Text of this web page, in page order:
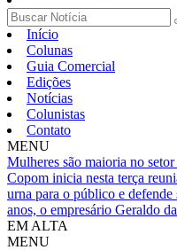
Início
Colunas
Guia Comercial
Edições
Notícias
Colunistas
Contato
MENU
Mulheres são maioria no
Copom inicia nesta terça
urna para o público e
anos, o empresário Geraldo
EM ALTA
MENU